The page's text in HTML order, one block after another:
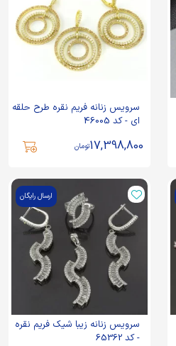
سرویس زنانه فریم نقره طرح حلقه
ای - کد 46005
17,398,800تومان
ارسال رایگان
سرویس زنانه زیبا شیک فریم نقره
- کد 65362